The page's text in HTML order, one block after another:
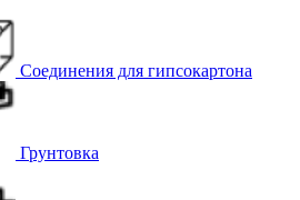
Соединения для гипcокартона
Грунтовка